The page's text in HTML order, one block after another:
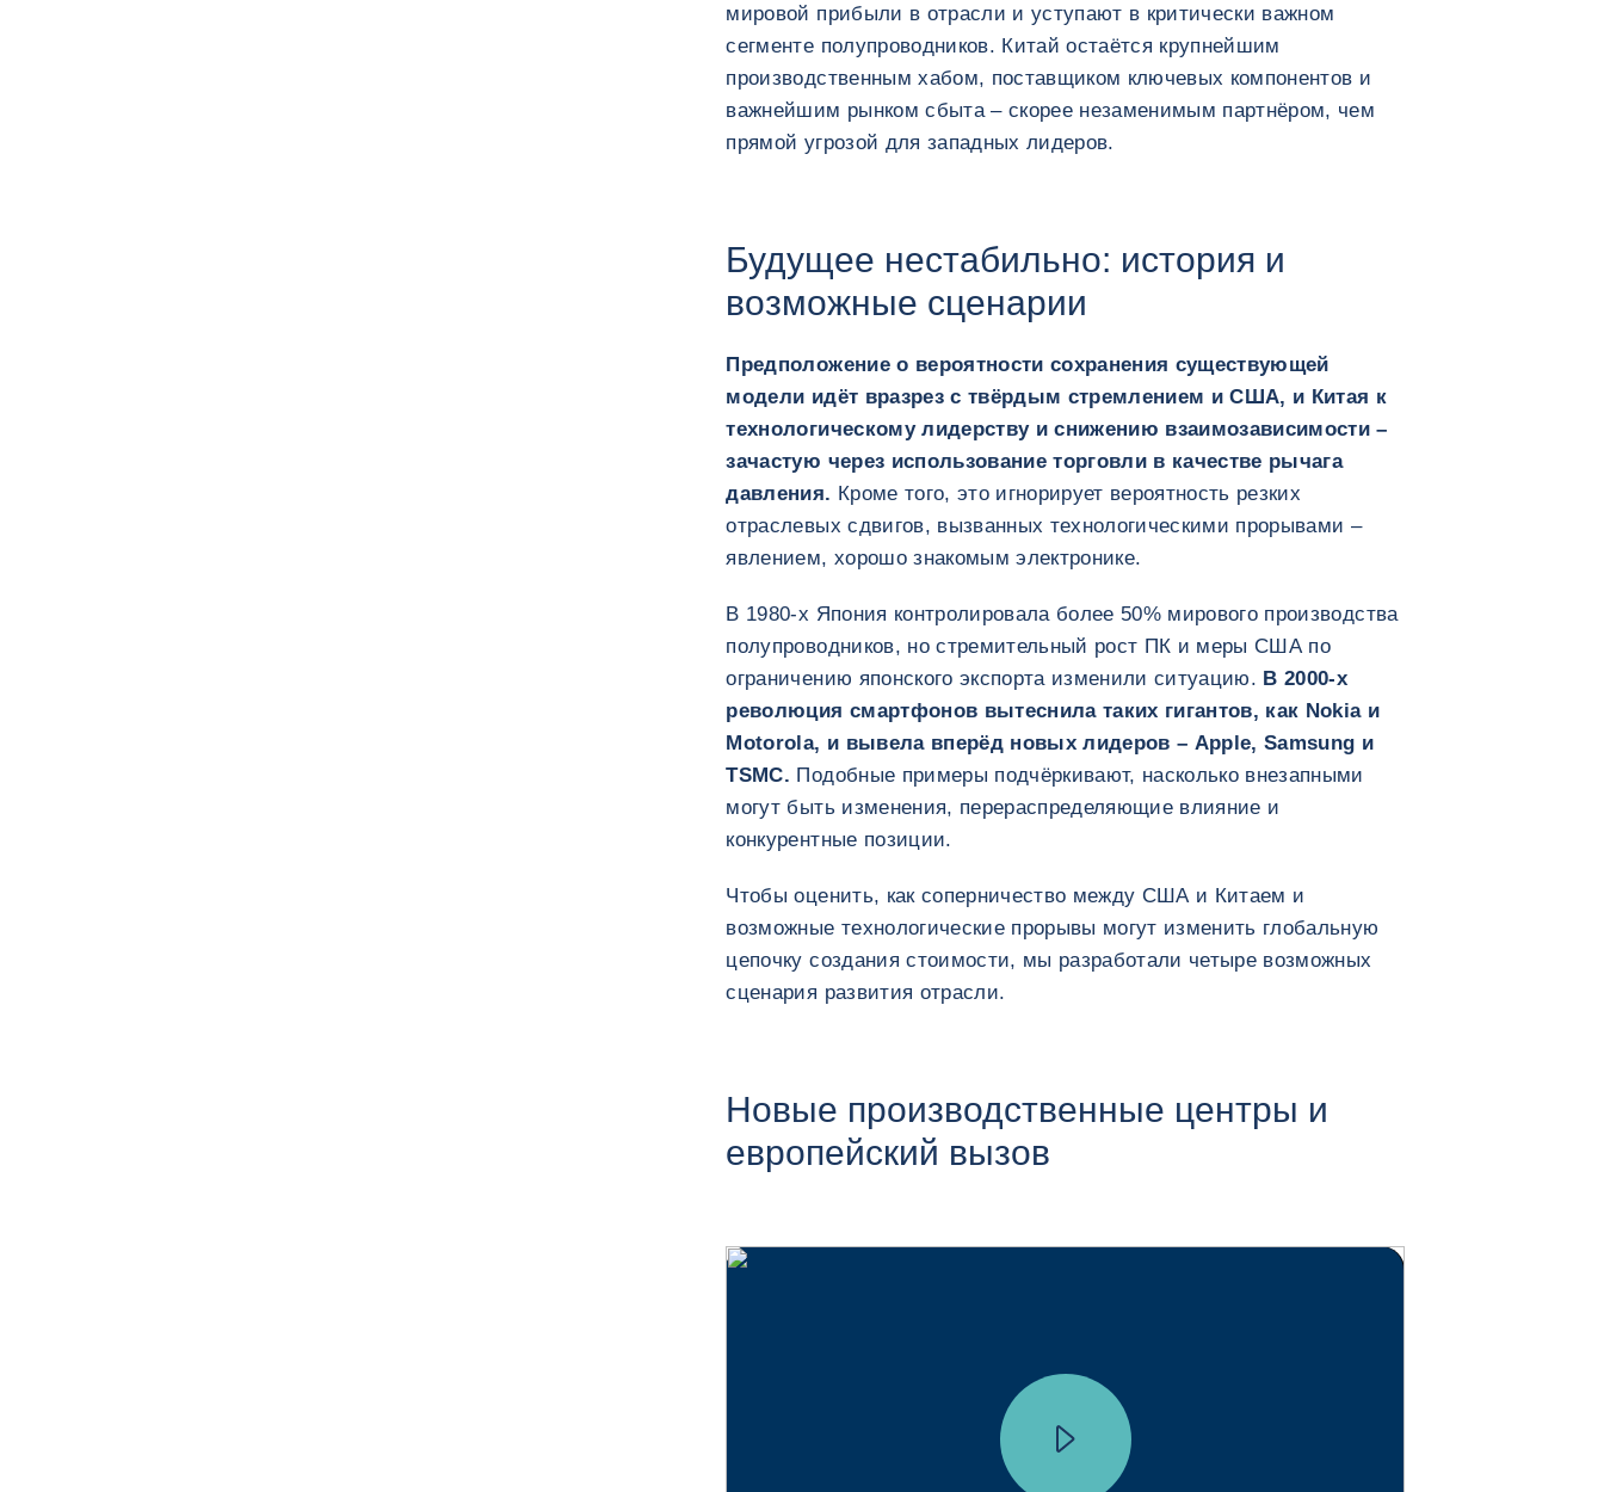
мировой прибыли в отрасли и уступают в критически важном
сегменте полупроводников. Китай остаётся крупнейшим
производственным хабом, поставщиком ключевых компонентов и
важнейшим рынком сбыта – скорее незаменимым партнёром, чем
прямой угрозой для западных лидеров.
Будущее нестабильно: история и
возможные сценарии
Предположение о вероятности сохранения существующей
модели идёт вразрез с твёрдым стремлением и США, и Китая к
технологическому лидерству и снижению взаимозависимости –
зачастую через использование торговли в качестве рычага
давления. Кроме того, это игнорирует вероятность резких
отраслевых сдвигов, вызванных технологическими прорывами –
явлением, хорошо знакомым электронике.
В 1980-х Япония контролировала более 50% мирового производства
полупроводников, но стремительный рост ПК и меры США по
ограничению японского экспорта изменили ситуацию. В 2000-х
революция смартфонов вытеснила таких гигантов, как Nokia и
Motorola, и вывела вперёд новых лидеров – Apple, Samsung и
TSMC. Подобные примеры подчёркивают, насколько внезапными
могут быть изменения, перераспределяющие влияние и
конкурентные позиции.
Чтобы оценить, как соперничество между США и Китаем и
возможные технологические прорывы могут изменить глобальную
цепочку создания стоимости, мы разработали четыре возможных
сценария развития отрасли.
Новые производственные центры и
европейский вызов